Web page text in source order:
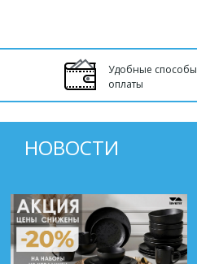
Удобные способы
оплаты
НОВОСТИ